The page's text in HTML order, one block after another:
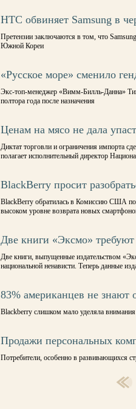
HTC обвиняет Samsung в
Претензии заключаются в том, что
Южной Кореи
«Русское море» сменило
Экс-топ-менеджер «Вимм-Билль-Данна»
полтора года после назначения
Ценам на мясо не дала
Диктат торговли и ограничения импорта
полагает исполнительный директор
BlackBerry просит
BlackBerry обратилась в Комиссию США по
высоком уровне возврата новых
Две книги «Эксмо»
Две книги, выпущенные издательством
национальной ненависти. Теперь данные
83% американцев не знают
Blackberry слишком мало уделяла
Продажи персональных
Потребители, особенно в развивающихся